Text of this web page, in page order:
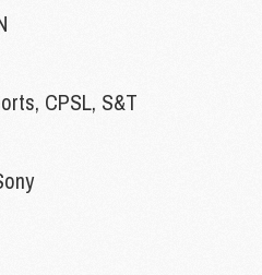
CPSL, S&T